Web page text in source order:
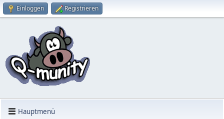
Einloggen Registrieren
Hauptmenü